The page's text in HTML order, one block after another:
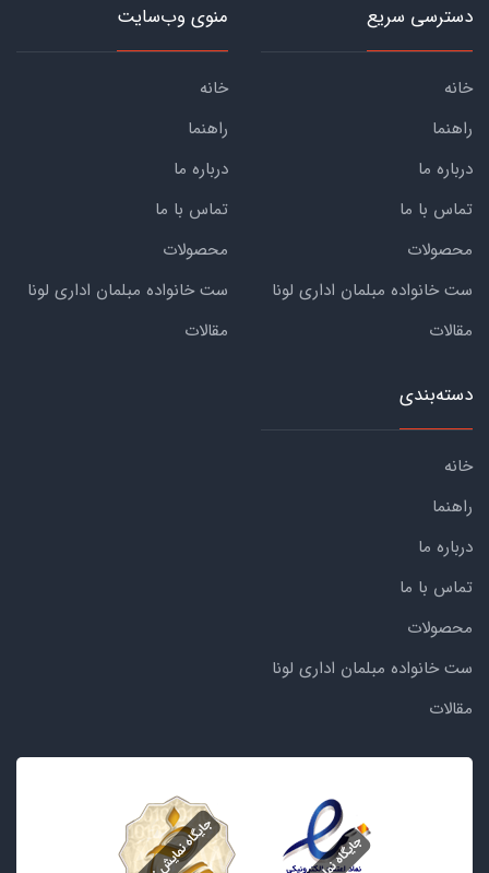
دسترسی سریع
خانه
راهنما
درباره ما
تماس با ما
محصولات
ست خانواده مبلمان اداری لونا
مقالات
منوی وب‌سایت
خانه
راهنما
درباره ما
تماس با ما
محصولات
ست خانواده مبلمان اداری لونا
مقالات
دسته‌بندی
خانه
راهنما
درباره ما
تماس با ما
محصولات
ست خانواده مبلمان اداری لونا
مقالات